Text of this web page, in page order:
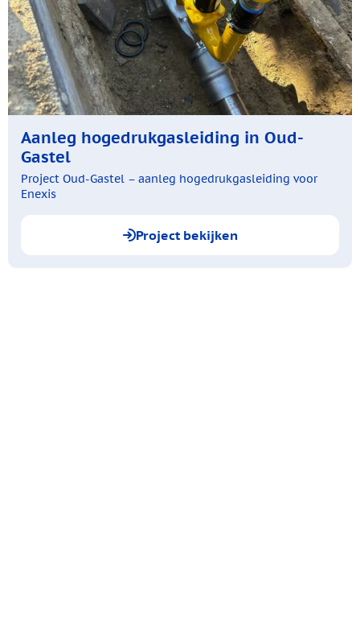
Aanleg hogedrukgasleiding in Oud-
Gastel
Project Oud-Gastel – aanleg hogedrukgasleiding voor
Enexis
Project bekijken